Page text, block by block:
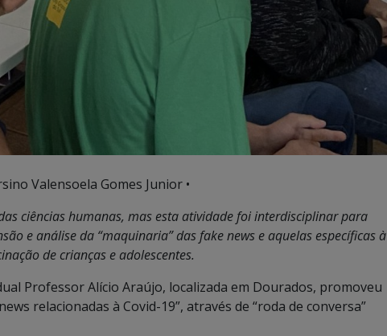
Valensoela Gomes Junior •
ciências humanas, mas esta atividade foi interdisciplinar para
e análise da “maquinaria” das fake news e aquelas específicas à
de crianças e adolescentes.
Professor Alício Araújo, localizada em Dourados, promoveu
relacionadas à Covid-19”, através de “roda de conversa”